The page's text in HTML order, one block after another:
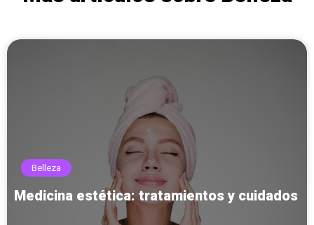
Belleza
Medicina estética: tratamientos y cuidados